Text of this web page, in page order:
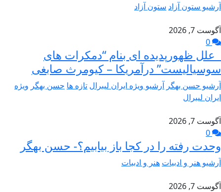
آرشیو ستون آزاد ستون آزاد
آگوست 7, 2026
علل ظهورپدیده ای بنام “دمکرات های
سوسیالیست” درآمریکا – کیومرث صابغی
آرشیو حسن بهگر آرشیو ویژه ایران لیبرال تازه ها حسن بهگر ویژه
ایران لیبرال
آگوست 7, 2026
وحدت رفته را در کجا باز بیابیم؟- حسن بهگر
آرشیو هنر و ادبیات هنر و ادبیات
آگوست 7, 2026